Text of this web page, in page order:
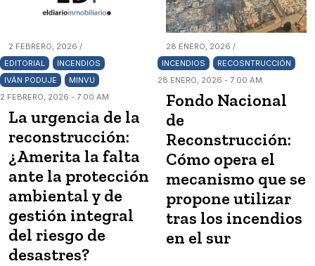
2 FEBRERO, 2026 /
EDITORIAL
INCENDIOS
IVÁN PODUJE
MINVU
2 FEBRERO, 2026 - 7:00 AM
La urgencia de la
reconstrucción:
¿Amerita la falta
ante la protección
ambiental y de
gestión integral
del riesgo de
desastres?
28 ENERO, 2026 /
INCENDIOS
RECOSNTRUCCIÓN
28 ENERO, 2026 - 7:00 AM
Fondo Nacional
de
Reconstrucción:
Cómo opera el
mecanismo que se
propone utilizar
tras los incendios
en el sur